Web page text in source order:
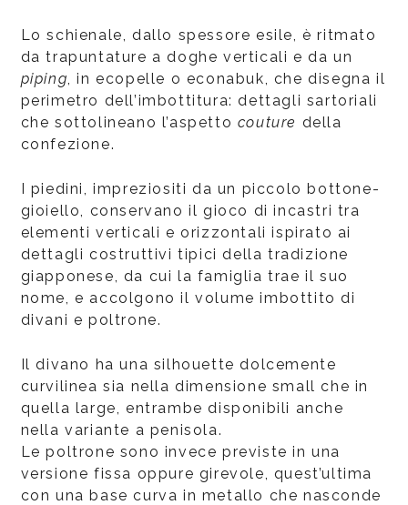
Lo schienale, dallo spessore esile, è ritmato
da trapuntature a doghe verticali e da un
piping , in ecopelle o econabuk, che disegna il
perimetro dell’imbottitura: dettagli sartoriali
che sottolineano l’aspetto couture della
confezione.
I piedini, impreziositi da un piccolo bottone-
gioiello, conservano il gioco di incastri tra
elementi verticali e orizzontali ispirato ai
dettagli costruttivi tipici della tradizione
giapponese, da cui la famiglia trae il suo
nome, e accolgono il volume imbottito di
divani e poltrone.
Il divano ha una silhouette dolcemente
curvilinea sia nella dimensione small che in
quella large, entrambe disponibili anche
nella variante a penisola.
Le poltrone sono invece previste in una
versione fissa oppure girevole, quest’ultima
con una base curva in metallo che nasconde